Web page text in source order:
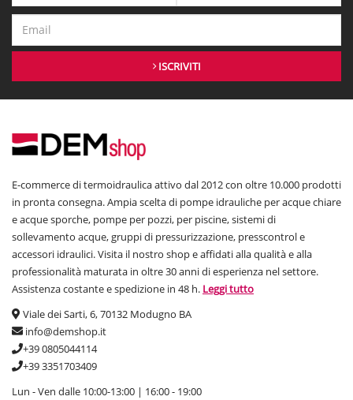
ISCRIVITI
E-commerce di termoidraulica attivo dal 2012 con oltre 10.000 prodotti
in pronta consegna. Ampia scelta di pompe idrauliche per acque chiare
e acque sporche, pompe per pozzi, per piscine, sistemi di
sollevamento acque, gruppi di pressurizzazione, presscontrol e
accessori idraulici. Visita il nostro shop e affidati alla qualità e alla
professionalità maturata in oltre 30 anni di esperienza nel settore.
Assistenza costante e spedizione in 48 h. Leggi tutto
Viale dei Sarti, 6, 70132 Modugno BA
info@demshop.it
+39 0805044114
+39 3351703409
Lun - Ven dalle 10:00-13:00 | 16:00 - 19:00